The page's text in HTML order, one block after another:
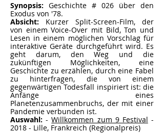
Synopsis: Geschichte # 026 über den
Exodus von '78.
Absicht: Kurzer Split-Screen-Film, der
von einem Voice-Over mit Bild, Ton und
Lesen in einem möglichen Vorschlag für
interaktive Geräte durchgeführt wird. Es
geht darum, den Weg und die
zukünftigen Möglichkeiten, eine
Geschichte zu erzählen, durch eine Fabel
zu hinterfragen, die von einem
gegenwärtigen Todesfall inspiriert ist: die
Anfänge eines
Planetenzusammenbruchs, der mit einer
Pandemie verbunden ist.
Auswahl: -Willkommen zum 9 Festival -
2018 - Lille, Frankreich (Regionalpreis)